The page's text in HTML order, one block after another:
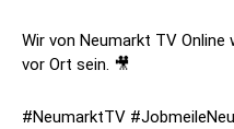
Wir von Neumarkt TV
vor Ort sein. 🎥
#NeumarktTV